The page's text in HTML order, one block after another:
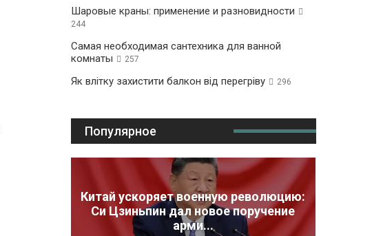
Шаровые краны: применение и разновидности
244
Самая необходимая сантехника для ванной
комнаты
257
Як влітку захистити балкон від перегріву 296
Популярное
Китай ускоряет военную революцию:
Си Цзиньпин дал новое поручение
арми...